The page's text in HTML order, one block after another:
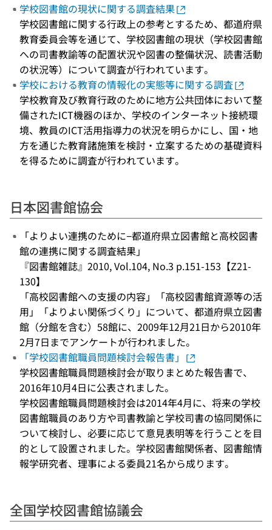
学校図書館の現状に関する調査結果
学校図書館に関する行政上の参考とするため、都道府県
教育委員会等を通じて、学校図書館の現状（学校図書館
への司書教諭等の配置状況や図書の整備状況、読書活動
の状況等）について調査が行われています。
学校における教育の情報化の実態等に関する調査
学校教育及び教育行政のために地方公共団体において整
備されたICT機器のほか、学校のインターネット接続環
境、教員のICT活用指導力の状況を明らかにし、国・地
方を通じた教育諸施策を検討・立案するための基礎資料
を得るために調査が行われています。
日本図書館協会
「よりよい連携のために−都道府県立図書館と高校図書
館の連携に関する調査結果」
『図書館雑誌』2010, Vol.104, No.3 p.151-153【Z21-
130】
「高校図書館への支援の内容」「高校図書館資源等の活
用」「よりよい関係づくり」について、都道府県立図書
館（分館を含む）58館に、2009年12月21日から2010年
2月7日までアンケートが行われました。
「学校図書館職員問題検討会報告書」
学校図書館職員問題検討会が取りまとめた報告書で、
2016年10月4日に公表されました。
学校図書館職員問題検討会は2014年4月に、将来の学校
図書館職員のあり方や司書教諭と学校司書の協同関係に
ついて検討し、必要に応じて意見表明等を行うことを目
的として設置されました。学校図書館関係者、図書館情
報学研究者、理事による委員21名から成ります。
全国学校図書館協議会